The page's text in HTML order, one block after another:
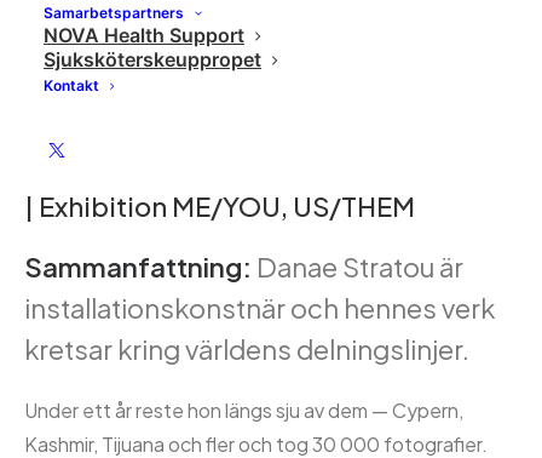
Samarbetspartners
NOVA Health Support
Sjuksköterskeuppropet
Kontakt
| Exhibition ME/YOU, US/THEM
Sammanfattning: Danae Stratou är
installationskonstnär och hennes verk
kretsar kring världens delningslinjer.
Under ett år reste hon längs sju av dem — Cypern,
Kashmir, Tijuana och fler och tog 30 000 fotografier.